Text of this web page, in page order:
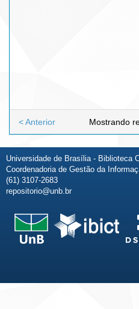
Mostrando
< Anterior
Universidade de Brasília - Biblioteca
Coordenadoria de Gestão da
(61) 3107-2683
repositorio@unb.br